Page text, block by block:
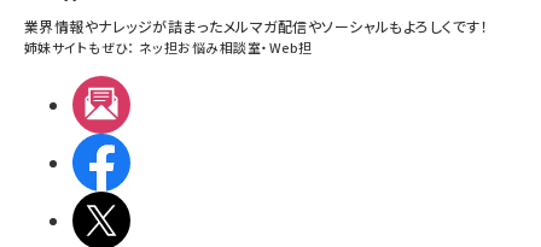
業界情報やナレッジが詰まったメルマガ配信やソーシャルもよろしくです！
姉妹サイトもぜひ： ネッ担お悩み相談室・Web担